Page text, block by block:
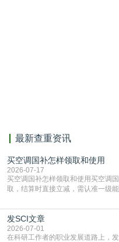
最新查重资讯
买空调国补怎样领取和使用
2026-07-17
买空调国补怎样领取和使用买空调
取，结算时直接立减‌，需认准一级
能领到补贴首选‌京东APP‌搜索专属
4949】等，口令会随活动更新，以
复制粘贴【8$FKFGgJq
发SCI文章
2026-07-01
在科研工作者的职业发展道路上，